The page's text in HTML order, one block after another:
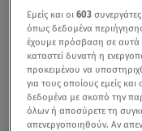
Στην επιχείρηση
Εμείς και οι603
όπως δεδομένα
έχουμε πρόσβαση σε αυτά
καταστεί δυνατή η
προκειμένου να
για τους οποίους εμείς
δεδομένα με σκοπό την
όλων ή αποσύρετε τη
απενεργοποιηθούν. Αν